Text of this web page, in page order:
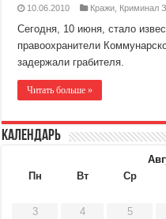
10.06.2010 Кражи Криминал
Сегодня, 10 июня, стало
правоохранители
задержали грабителя.
Читать больше »
Календарь
Пн
Вт Ср
3
4 5